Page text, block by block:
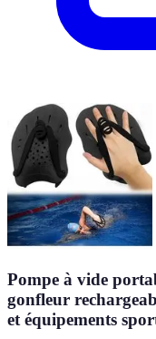
Pompe à vide
gonfleur
et équipements